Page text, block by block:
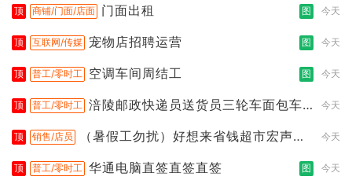
顶 商铺/门面/店面 门面出租 图 今天
顶 互联网/传媒 宠物店招聘运营 图 今天
顶 普工/零时工 空调车间周结工 图 今天
顶 普工/零时工 涪陵邮政快递员送货员三轮车面包车
今天
顶 销售/店员
（暑假工勿扰）好想来省钱超市宏声桥
今天
顶 普工/零时工 华通电脑直签直签直签 图 今天